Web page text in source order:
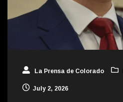
La Prensa de Colorado
July 2, 2026